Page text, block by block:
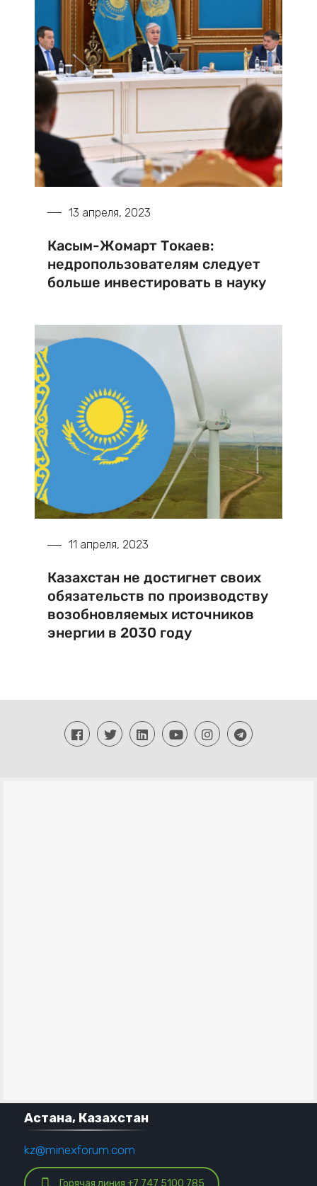
13 апреля, 2023
Касым-Жомарт Токаев:
недропользователям следует
больше инвестировать в науку
11 апреля, 2023
Казахстан не достигнет своих
обязательств по производству
возобновляемых источников
энергии в 2030 году
Астана, Казахстан
kz@minexforum.com
Горячая линия +7 747 5100 785